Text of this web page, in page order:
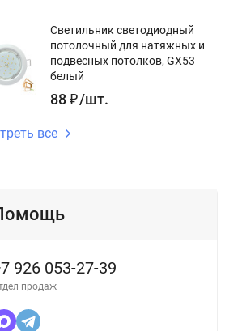
Светильник светодиодный
потолочный для натяжных и
подвесных потолков, GX53
белый
88₽/шт.
все
926 053-27-39
продаж